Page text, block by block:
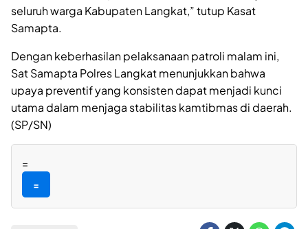
seluruh warga Kabupaten Langkat,” tutup Kasat
Samapta.
Dengan keberhasilan pelaksanaan patroli malam ini,
Sat Samapta Polres Langkat menunjukkan bahwa
upaya preventif yang konsisten dapat menjadi kunci
utama dalam menjaga stabilitas kamtibmas di daerah.
(SP/SN)
=
=